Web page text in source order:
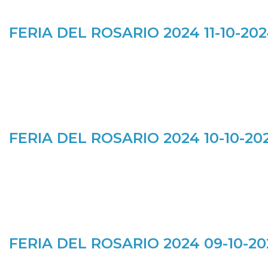
FERIA DEL ROSARIO 2024 11-10-
FERIA DEL ROSARIO 2024 10-10-
FERIA DEL ROSARIO 2024 09-10-